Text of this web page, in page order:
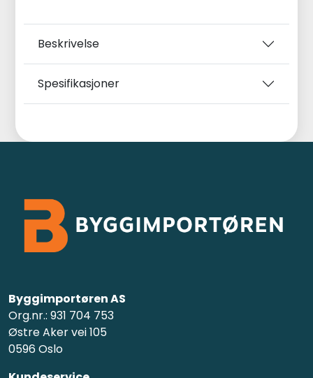
Beskrivelse
Spesifikasjoner
Byggimportøren AS
Org.nr.: 931 704 753
Østre Aker vei 105
0596 Oslo